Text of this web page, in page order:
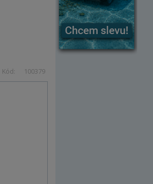
Kód: 100379